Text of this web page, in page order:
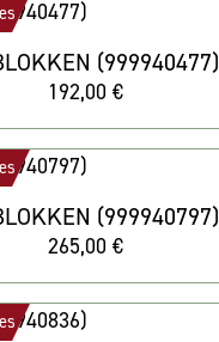
(999940477)
192,00 €
(999940797)
265,00 €